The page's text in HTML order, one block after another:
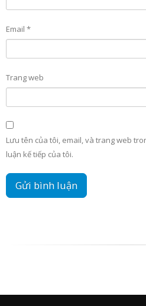
Email *
Trang web
Lưu tên của tôi, email, và trang web
luận kế tiếp của tôi.